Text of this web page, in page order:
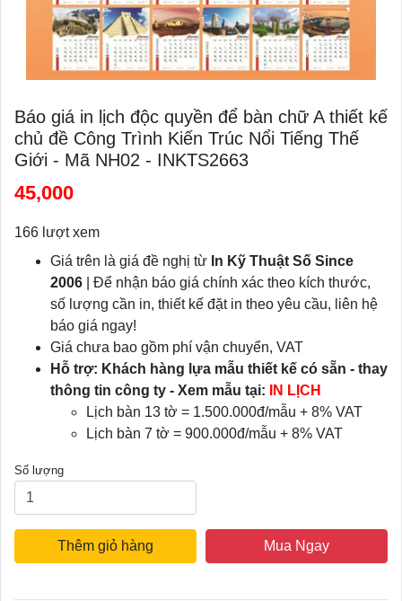
Báo giá in lịch độc quyền để bàn chữ A thiết kế
chủ đề Công Trình Kiến Trúc Nổi Tiếng Thế
Giới - Mã NH02 - INKTS2663
45,000
166 lượt xem
Giá trên là giá đề nghị từ In Kỹ Thuật Số Since
2006 | Để nhận báo giá chính xác theo kích thước,
số lượng cần in, thiết kế đặt in theo yêu cầu, liên hệ
báo giá ngay!
Giá chưa bao gồm phí vận chuyển, VAT
Hỗ trợ: Khách hàng lựa mẫu thiết kế có sẵn - thay
thông tin công ty - Xem mẫu tại:
IN LỊCH
Lịch bàn 13 tờ = 1.500.000đ/mẫu + 8% VAT
Lịch bàn 7 tờ = 900.000đ/mẫu + 8% VAT
Số lượng
Thêm giỏ hàng Mua Ngay